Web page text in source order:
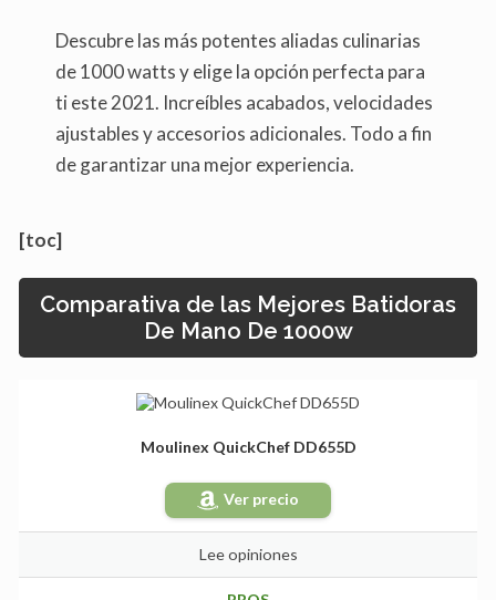
Descubre las más potentes aliadas culinarias
de 1000 watts y elige la opción perfecta para
ti este 2021. Increíbles acabados, velocidades
ajustables y accesorios adicionales. Todo a fin
de garantizar una mejor experiencia.
[toc]
Comparativa de las Mejores Batidoras
De Mano De 1000w
Moulinex QuickChef DD655D
Ver precio
Lee opiniones